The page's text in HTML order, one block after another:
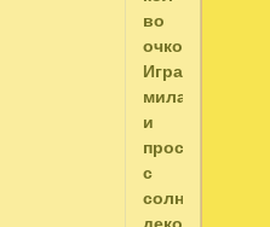
во
очков.
Игра
милая
и
простая,
с
солнечными